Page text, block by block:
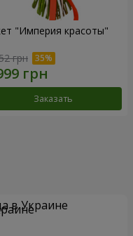
"Империя красоты"
грн
Заказать
в Украине